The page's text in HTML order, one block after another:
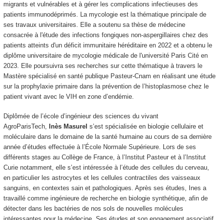
migrants et vulnérables et à gérer les complications infectieuses des
patients immunodéprimés. La mycologie est la thématique principale de
ses travaux universitaires. Elle a soutenu sa thèse de médecine
consacrée à l'étude des infections fongiques non-aspergillaires chez des
patients atteints d'un déficit immunitaire héréditaire en 2022 et a obtenu le
diplôme universitaire de mycologie médicale de l'université Paris Cité en
2023. Elle poursuivra ses recherches sur cette thématique à travers le
Mastère spécialisé en santé publique Pasteur-Cnam en réalisant une étude
sur la prophylaxie primaire dans la prévention de l’histoplasmose chez le
patient vivant avec le VIH en zone d’endémie.
Diplômée de l’école d’ingénieur des sciences du vivant
AgroParisTech, Inès Masurel s’est spécialisée en biologie cellulaire et
moléculaire dans le domaine de la santé humaine au cours de sa dernière
année d’études effectuée à l’École Normale Supérieure. Lors de ses
différents stages au Collège de France, à l’Institut Pasteur et à l’Institut
Curie notamment, elle s’est intéressée à l’étude des cellules du cerveau,
en particulier les astrocytes et les cellules contractiles des vaisseaux
sanguins, en contextes sain et pathologiques. Après ses études, Ines a
travaillé comme ingénieure de recherche en biologie synthétique, afin de
détecter dans les bactéries de nos sols de nouvelles molécules